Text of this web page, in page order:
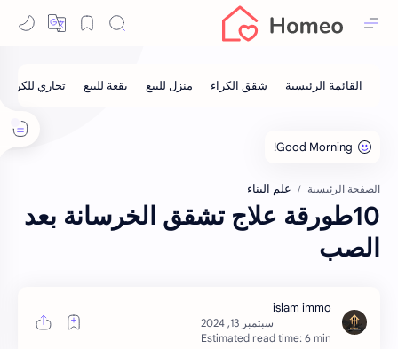
الصفحة الرئيسية علم البناء
10طورقة علاج تشقق الخرسانة بعد
الصب
Estimated read time: 6 min